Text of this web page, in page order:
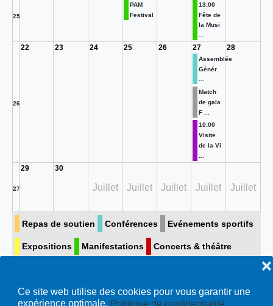
Ce site web utilise des cookies pour vous garantir une
expérience optimale. Politique de confidentialité
❌
25
PAM
Festival
13:00
Fête de
la Musi
26
22 23 24 25 26 27
Assemblée
Génér
...
Match
de gala
F ...
10:00
Visite
de la Vi
28
27
29 30
Juillet Juillet Juillet Juillet Juillet
Repas de soutien Conférences Evénements sportifs
Expositions Manifestations Concerts & théâtre